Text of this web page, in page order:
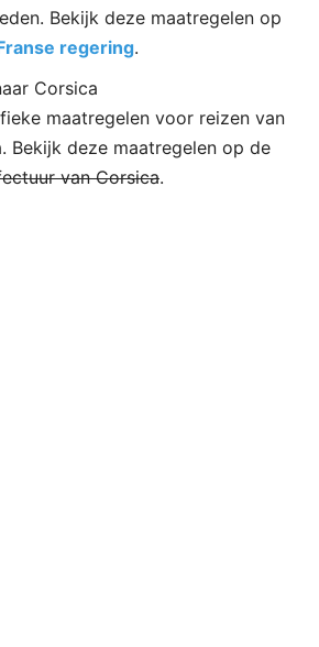
Bekijk deze maatregelen op
regering.
Corsica
maatregelen voor reizen van
Bekijk deze maatregelen op de
van Corsica.